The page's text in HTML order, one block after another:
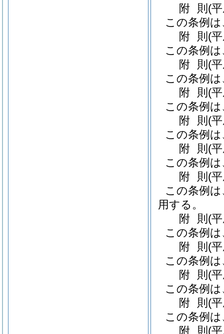
附 則 (
この条例
附 則 (
この条例
附 則 (
この条例
附 則 (
この条例
附 則 (
この条例
附 則 (
この条例
附 則 (
この条例
用する。
附 則 (
この条例
附 則 (
この条例
附 則 (
この条例
附 則 (
この条例
附 則 (